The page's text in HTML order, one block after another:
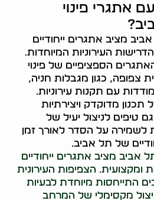
אתגרי פינוי
מציב אתגרים ייחודיים
העירוניות המיוחדות.
הספציפיים של פינוי
צפופה, כגון מגבלות חניה,
עם תקנות עירוניות.
מדוקדק ויצירתיות
טיפים לניצול יעיל של
לשמירה על הסדר לאורך זמן
של תל אביב.
אביב מציב אתגרים ייחודיים
הצפיפות העירונית
התייחסות מיוחדת לבעיות
מקסימלי של המרחב